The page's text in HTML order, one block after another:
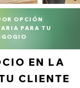
OPCIÓN
PARA TU
EN LA
CLIENTE